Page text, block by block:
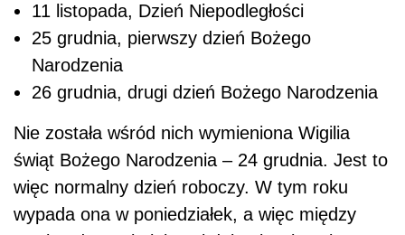
11 listopada, Dzień Niepodległości
25 grudnia, pierwszy dzień Bożego
Narodzenia
26 grudnia, drugi dzień Bożego Narodzenia
Nie została wśród nich wymieniona Wigilia
świąt Bożego Narodzenia – 24 grudnia. Jest to
więc normalny dzień roboczy. W tym roku
wypada ona w poniedziałek, a więc między